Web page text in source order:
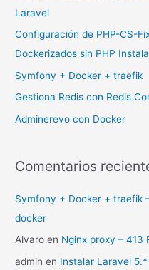
Laravel
Configuración de PHP-CS-
Dockerizados sin PHP
Symfony + Docker + traefik
Gestiona Redis con Redis
Adminerevo con Docker
Comentarios
Symfony + Docker + traefik
docker
Alvaro en Nginx proxy – 413
admin en Instalar Laravel